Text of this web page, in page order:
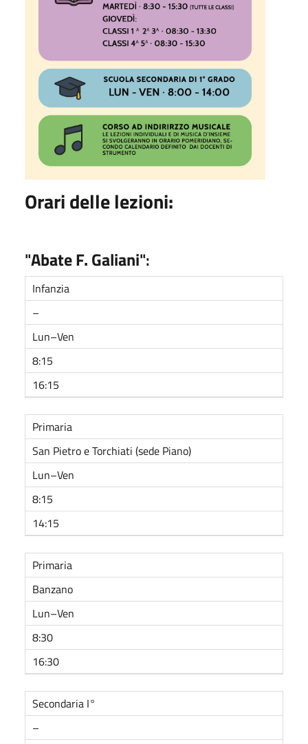
Orari delle lezioni:
"Abate F. Galiani":
Infanzia
–
Lun–Ven
8:15
16:15
Primaria
San Pietro e Torchiati (sede Piano)
Lun–Ven
8:15
14:15
Primaria
Banzano
Lun–Ven
8:30
16:30
Secondaria I°
–